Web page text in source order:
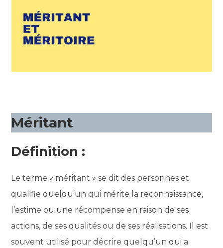
Méritant
Définition :
Le terme « méritant » se dit des personnes et
qualifie quelqu’un qui mérite la reconnaissance,
l’estime ou une récompense en raison de ses
actions, de ses qualités ou de ses réalisations. Il est
souvent utilisé pour décrire quelqu’un qui a